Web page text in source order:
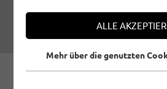
Erstellt von Christian
ALLE
Mehr über die genutzten